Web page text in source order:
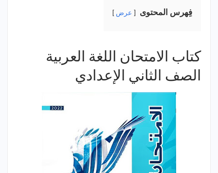
فِهرس المحتوى عرض
كتاب الامتحان اللغة العربية
الصف الثاني الإعدادي